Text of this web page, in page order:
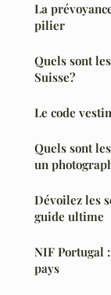
La
pilier
Quels sont
Suisse?
Le code
Quels sont
un
Dévoilez les
guide ultime
NIF Portugal
pays